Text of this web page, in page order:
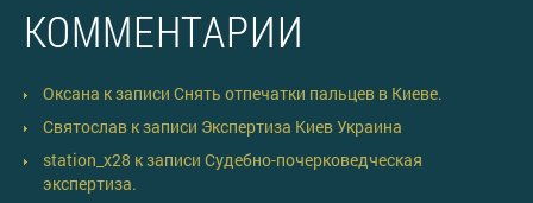
КОММЕНТАРИИ
Оксана к записи Снять отпечатки пальцев в Киеве.
Святослав к записи Экспертиза Киев Украина
station_x28 к записи Судебно-почерковедческая
экспертиза.